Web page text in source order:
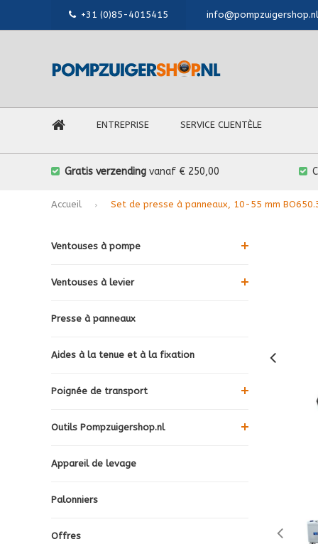
+31 (0)85-4015415 info@pompzuigershop.nl
ENTREPRISE SERVICE CLIENTÈLE
Gratis verzending vanaf € 250,00
Accueil Set de presse à panneaux, 10-55 mm
Ventouses à pompe
Ventouses à levier
Presse à panneaux
Aides à la tenue et à la fixation
Poignée de transport
Outils Pompzuigershop.nl
Appareil de levage
Palonniers
Offres